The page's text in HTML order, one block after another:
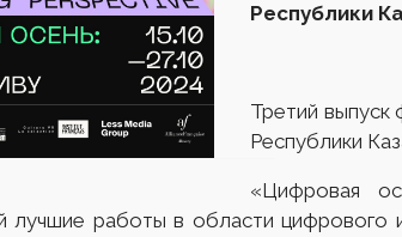
Республики
Третий выпуск
Республики
«Цифровая
лучшие работы в области цифрового